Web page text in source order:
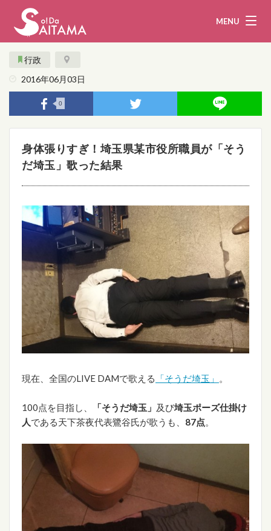
MENU
娯楽・観光
企業・団体 教育・医療
行政 まとめ！
地域から探す
募集！ お問い合わせ
運営団体 ライター
行政
2016年06月03日
0
身体張りすぎ！埼玉県某市役所職員が「そう
だ埼玉」歌った結果
現在、全国のLIVE DAMで歌える 「そうだ埼玉」 。
100点を目指し、 「そうだ埼玉」 及び埼玉ポーズ仕掛け
人である天下茶夜代表鷺谷氏が歌うも、 87点。